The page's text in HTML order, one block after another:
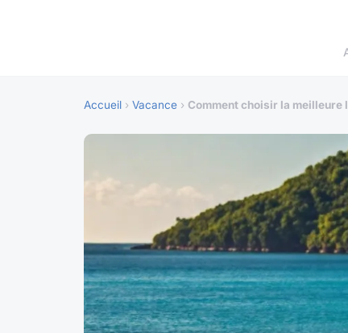
Accueil › Vacance › Comment choisir la